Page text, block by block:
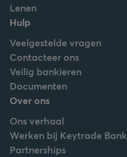
Lenen
Hulp
Veelgestelde vragen
Contacteer ons
Veilig bankieren
Documenten
Over ons
Ons verhaal
Werken bij Keytrade Bank
Partnerships